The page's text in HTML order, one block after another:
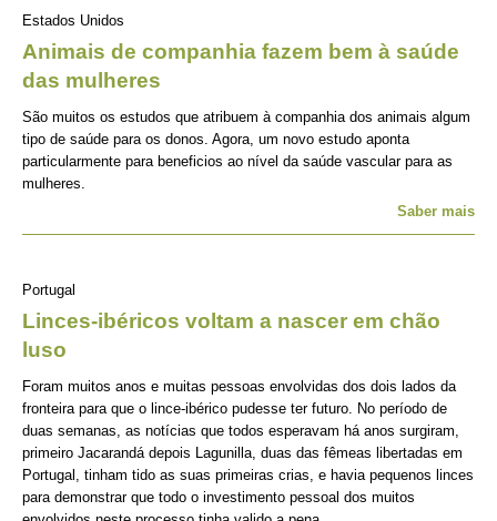
Estados Unidos
Animais de companhia fazem bem à saúde
das mulheres
São muitos os estudos que atribuem à companhia dos animais algum
tipo de saúde para os donos. Agora, um novo estudo aponta
particularmente para beneficios ao nível da saúde vascular para as
mulheres.
Saber mais
Portugal
Linces-ibéricos voltam a nascer em chão
luso
Foram muitos anos e muitas pessoas envolvidas dos dois lados da
fronteira para que o lince-ibérico pudesse ter futuro. No período de
duas semanas, as notícias que todos esperavam há anos surgiram,
primeiro Jacarandá depois Lagunilla, duas das fêmeas libertadas em
Portugal, tinham tido as suas primeiras crias, e havia pequenos linces
para demonstrar que todo o investimento pessoal dos muitos